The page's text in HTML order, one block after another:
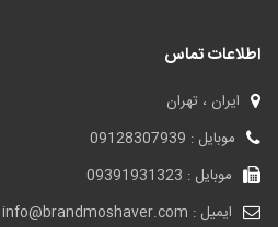
اطلاعات تماس
ایران ، تهران
موبایل : 09128307939
موبایل : 09391931323
ایمیل : info@brandmoshaver.com